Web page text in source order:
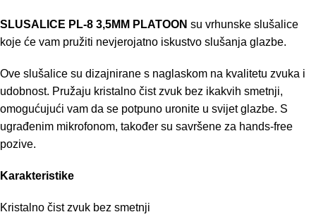
SLUSALICE PL-8 3,5MM PLATOON su vrhunske slušalice
koje će vam pružiti nevjerojatno iskustvo slušanja glazbe.
Ove slušalice su dizajnirane s naglaskom na kvalitetu zvuka i
udobnost. Pružaju kristalno čist zvuk bez ikakvih smetnji,
omogućujući vam da se potpuno uronite u svijet glazbe. S
ugrađenim mikrofonom, također su savršene za hands-free
pozive.
Karakteristike
Kristalno čist zvuk bez smetnji